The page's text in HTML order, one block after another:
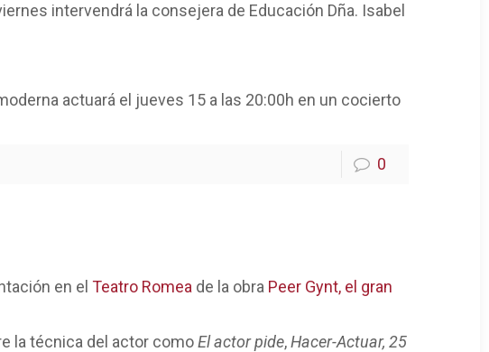
intervendrá la consejera de Educación Dña. Isabel
actuará el jueves 15 a las 20:00h en un cocierto
0
en el Teatro Romea de la obra Peer Gynt, el gran
la técnica del actor comoEl actor pide,Hacer-Actuar, 25